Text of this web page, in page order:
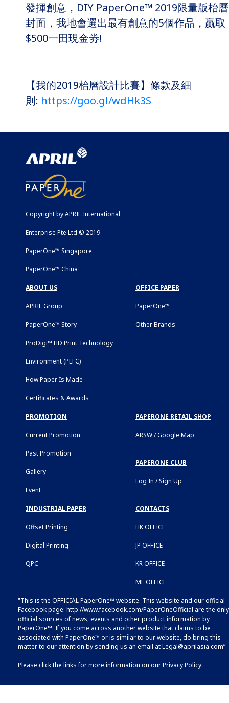
發揮創意，DIY PaperOne™ 2019限量版枱曆
封面，我地會選出最有創意的5個作品，贏取
$500一田現金劵!
【我的2019枱曆設計比賽】條款及細
則: https://goo.gl/wdHk3S
Copyright by APRIL International
Enterprise Pte Ltd © 2019
PaperOne™ Singapore
PaperOne™ China
ABOUT US
APRIL Group
PaperOne™ Story
ProDigi™ HD Print Technology
Environment (PEFC)
How Paper Is Made
Certificates & Awards
OFFICE PAPER
PaperOne™
Other Brands
PROMOTION
Current Promotion
Past Promotion
Gallery
Event
PAPERONE RETAIL SHOP
ARSW / Google Map
PAPERONE CLUB
Log In / Sign Up
INDUSTRIAL PAPER
Offset Printing
Digital Printing
QPC
CONTACTS
HK OFFICE
JP OFFICE
KR OFFICE
ME OFFICE
"This is the OFFICIAL PaperOne™ website. This website and our official
Facebook page: http://www.facebook.com/PaperOneOfficial are the only
official sources of news, events and other product information by
PaperOne™. If you come across another website that claims to be
associated with PaperOne™ or is similar to our website, do bring this
matter to our attention by sending us an email atLegal@aprilasia.com”
Please click the links for more information on ourPrivacy Policy.